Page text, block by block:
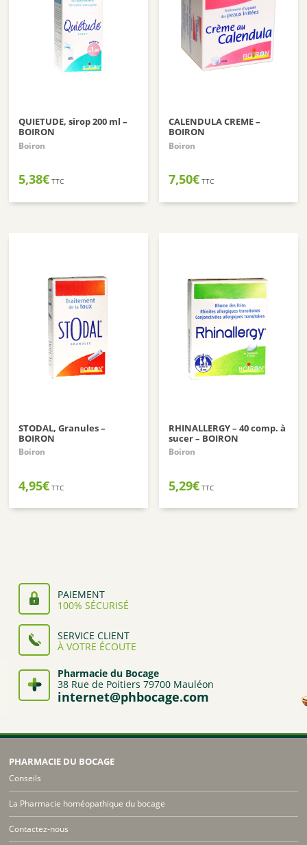
QUIETUDE, sirop 200 ml –
BOIRON
Boiron
5,38€ TTC
CALENDULA CREME –
BOIRON
Boiron
7,50€ TTC
STODAL, Granules –
BOIRON
Boiron
4,95€ TTC
RHINALLERGY – 40 comp. à
sucer – BOIRON
Boiron
5,29€ TTC
PAIEMENT
100% SÉCURISÉ
SERVICE CLIENT
À VOTRE ÉCOUTE
Pharmacie du Bocage
38 Rue de Poitiers 79700 Mauléon
internet@phbocage.com
PHARMACIE DU BOCAGE
Conseils
La Pharmacie homéopathique du bocage
Contactez-nous